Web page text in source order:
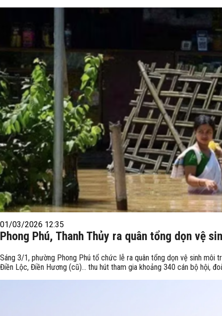
01/03/2026 12:35
Phong Phú, Thanh Thủy ra quân tổng dọn vệ
Sáng 3/1, phường Phong Phú tổ chức lễ ra quân tổng dọn vệ sinh môi
Điền Lộc, Điền Hương (cũ)… thu hút tham gia khoảng 340 cán bộ hội,